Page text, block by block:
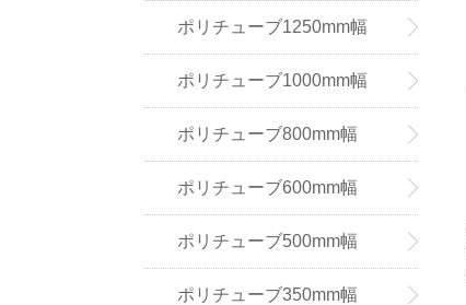
ポリチューブ1250mm幅
ポリチューブ1000mm幅
ポリチューブ800mm幅
ポリチューブ600mm幅
ポリチューブ500mm幅
ポリチューブ350mm幅